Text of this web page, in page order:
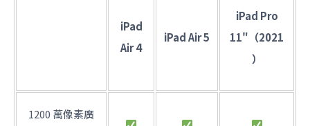
iPad
Air 4
iPad Air 5
iPad Pro
11"（2021
）
1200 萬像素廣